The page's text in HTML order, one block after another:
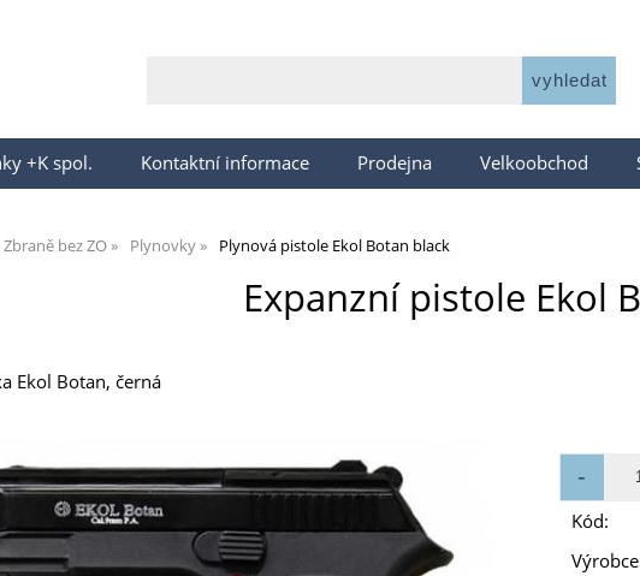
+K spol. Kontaktní informace Prodejna Velkoobchod
Zbraně bez ZO Plynovky Plynová pistole Ekol Botan black
Expanzní pistole Ekol
Ekol Botan, černá
Kód: